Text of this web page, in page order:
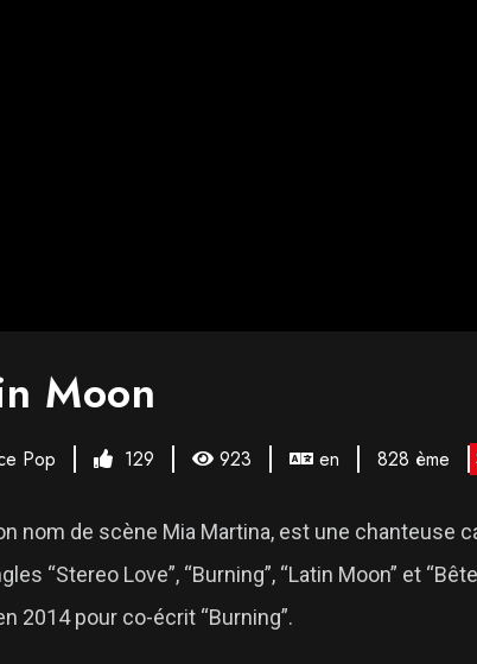
Moon
Pop 129 923 en 828 ème
nom de scène Mia Martina, est une chanteuse
“Stereo Love”, “Burning”, “Latin Moon” et
2014 pour co-écrit “Burning”.